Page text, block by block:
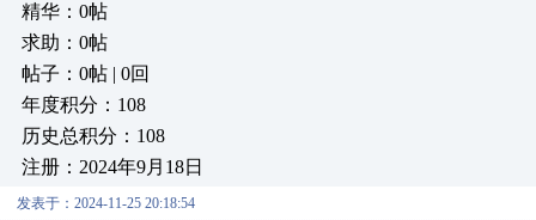
精华：0帖
求助：0帖
帖子：0帖 | 0回
年度积分：108
历史总积分：108
注册：2024年9月18日
发表于：2024-11-25 20:18:54